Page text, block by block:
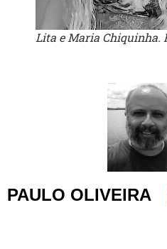
Lita e Maria Chiquinha.
PAULO OLIVEIRA